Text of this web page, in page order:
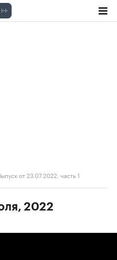
от 23.07.2022, часть 1
2022